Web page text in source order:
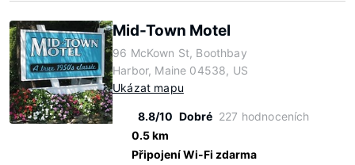
Mid-Town Motel
96 McKown St, Boothbay
Harbor, Maine 04538, US
Ukázat mapu
8.8/10 Dobré 227 hodnoceních
0.5 km
Připojení Wi-Fi zdarma